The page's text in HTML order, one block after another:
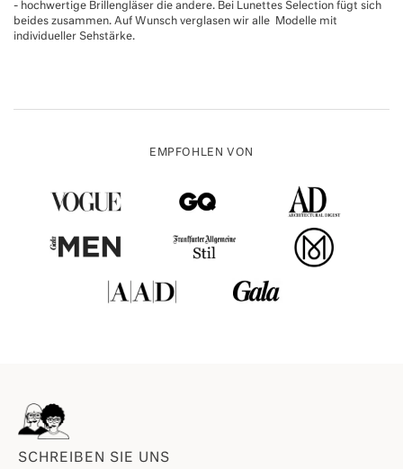
- hochwertige Brillengläser die andere. Bei Lunettes Selection fügt sich
beides zusammen. Auf Wunsch verglasen wir alle Modelle mit
individueller Sehstärke.
EMPFOHLEN VON
SCHREIBEN SIE UNS